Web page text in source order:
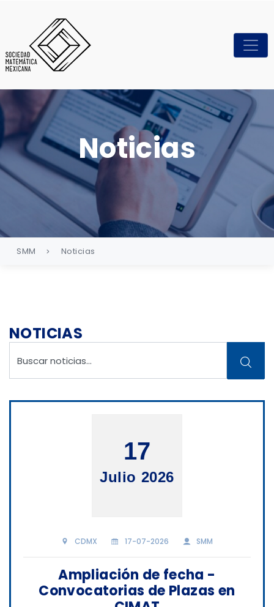
Noticias
SMM Noticias
NOTICIAS
17
Julio 2026
CDMX 17-07-2026 SMM
Ampliación de fecha -
Convocatorias de Plazas en